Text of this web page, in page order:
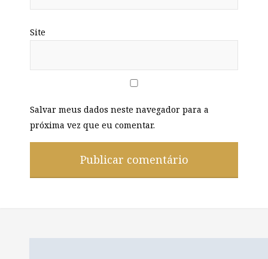
Site
Salvar meus dados neste navegador para a
próxima vez que eu comentar.